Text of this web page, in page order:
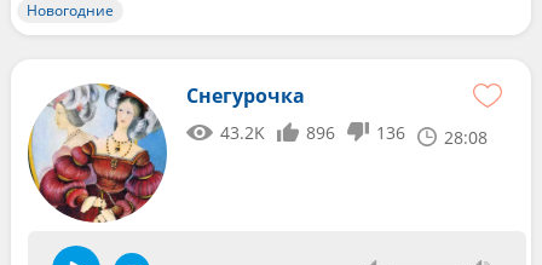
Новогодние
Снегурочка
43.2K 896 136 28:08